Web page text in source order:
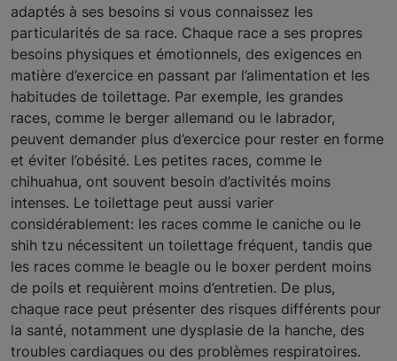
adaptés à ses besoins si vous connaissez les
particularités de sa race. Chaque race a ses propres
besoins physiques et émotionnels, des exigences en
matière d’exercice en passant par l’alimentation et les
habitudes de toilettage. Par exemple, les grandes
races, comme le berger allemand ou le labrador,
peuvent demander plus d’exercice pour rester en forme
et éviter l’obésité. Les petites races, comme le
chihuahua, ont souvent besoin d’activités moins
intenses. Le toilettage peut aussi varier
considérablement: les races comme le caniche ou le
shih tzu nécessitent un toilettage fréquent, tandis que
les races comme le beagle ou le boxer perdent moins
de poils et requièrent moins d’entretien. De plus,
chaque race peut présenter des risques différents pour
la santé, notamment une dysplasie de la hanche, des
troubles cardiaques ou des problèmes respiratoires.